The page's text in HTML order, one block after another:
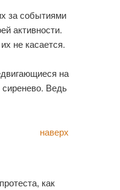
за событиями
активности.
не касается.
на
Ведь
наверх
как